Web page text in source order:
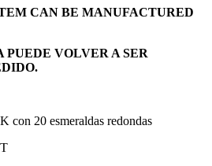
CAN BE MANUFACTURED
PUEDE VOLVER A SER
con 20 esmeraldas redondas